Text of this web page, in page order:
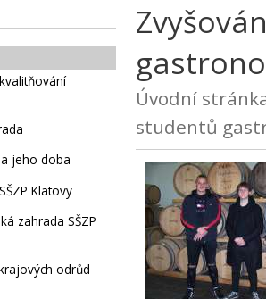
jeho doba
Klatovy
zahrada SŠZP
odrůd
Úvodní
studentů